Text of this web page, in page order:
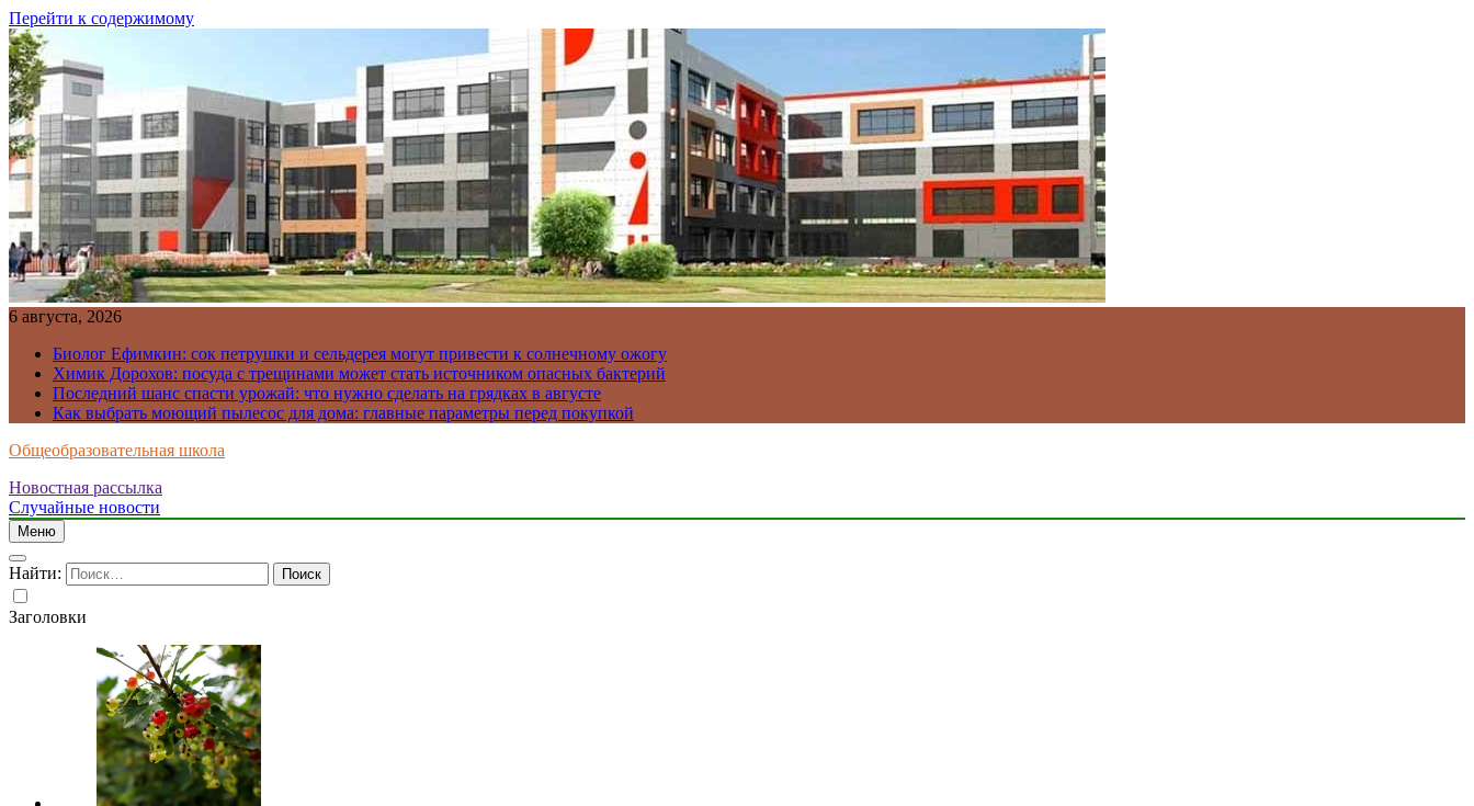
Перейти к содержимому
6 августа, 2026
Биолог Ефимкин: сок петрушки и сельдерея могут привести к солнечному ожогу
Химик Дорохов: посуда с трещинами может стать источником опасных бактерий
Последний шанс спасти урожай: что нужно сделать на грядках в августе
Как выбрать моющий пылесос для дома: главные параметры перед покупкой
Общеобразовательная школа
Новостная рассылка
Случайные новости
Меню
Найти:
Заголовки